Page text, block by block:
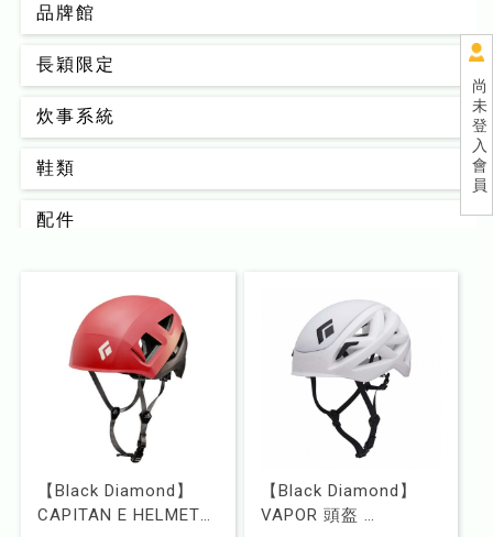
尚
未
登
入
會
員
品牌館
長穎限定
炊事系統
鞋類
配件
女款
睡眠系統
器材裝備
【Black Diamond】
CAPITAN E HELMET
【Black Diamond】
VAPOR 頭盔